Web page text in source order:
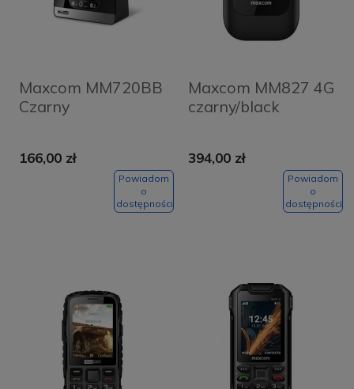
Maxcom MM720BB
Czarny
166,00 zł
Powiadom
o
dostępności
Maxcom MM827 4G
czarny/black
394,00 zł
Powiadom
o
dostępności